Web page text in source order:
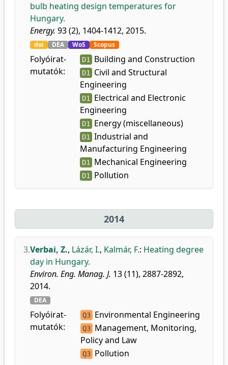
bulb heating design temperatures for
Hungary.
Energy. 93 (2), 1404-1412, 2015.
doi DEA WoS Scopus
Folyóirat-
mutatók:
D1 Building and Construction
D1
Civil and Structural
Engineering
D1
Electrical and Electronic
Engineering
D1 Energy (miscellaneous)
D1
Industrial and
Manufacturing Engineering
D1 Mechanical Engineering
D1 Pollution
2014
3.Verbai, Z., Lázár, I., Kalmár, F.: Heating degree
day in Hungary.
Environ. Eng. Manag. J. 13 (11), 2887-2892,
2014.
DEA
Folyóirat-
mutatók:
Q3 Environmental Engineering
Q3 Management, Monitoring,
Policy and Law
Q3 Pollution